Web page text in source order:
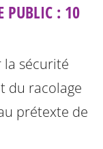
PUBLIC : 10
la sécurité
du racolage
prétexte de